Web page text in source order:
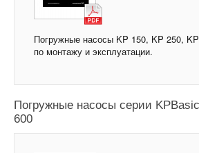
Погружные насосы KP 150, KP 250,
по монтажу и эксплуатации.
Погружные насосы серии
600